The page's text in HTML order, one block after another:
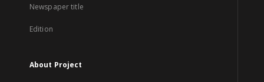
Newspaper title
Edition
About Project